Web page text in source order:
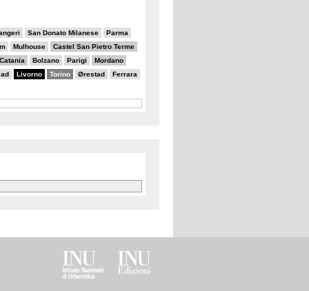
San Donato Milanese Parma
Mulhouse Castel San Pietro Terme
Catania Bolzano Parigi Mordano
Livorno Torino Ørestad Ferrara